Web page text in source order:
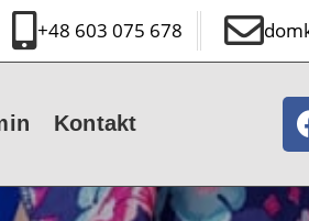
+48 603 075 678
Kontakt